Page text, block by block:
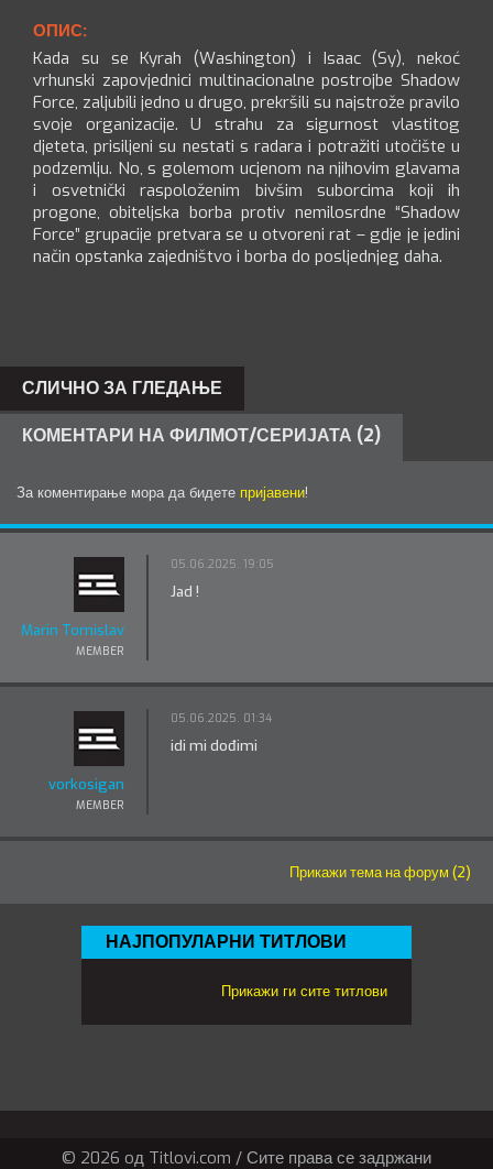
ОПИС:
Kada su se Kyrah (Washington) i Isaac (Sy), nekoć
vrhunski zapovjednici multinacionalne postrojbe Shadow
Force, zaljubili jedno u drugo, prekršili su najstrože pravilo
svoje organizacije. U strahu za sigurnost vlastitog
djeteta, prisiljeni su nestati s radara i potražiti utočište u
podzemlju. No, s golemom ucjenom na njihovim glavama
i osvetnički raspoloženim bivšim suborcima koji ih
progone, obiteljska borba protiv nemilosrdne “Shadow
Force” grupacije pretvara se u otvoreni rat – gdje je jedini
način opstanka zajedništvo i borba do posljednjeg daha.
СЛИЧНО ЗА ГЛЕДАЊЕ
КОМЕНТАРИ НА ФИЛМОТ/СЕРИЈАТА (2)
За коментирање мора да бидете пријавени!
Marin Tomislav
MEMBER
05.06.2025. 19:05
Jad !
vorkosigan
MEMBER
05.06.2025. 01:34
idi mi dođimi
Прикажи тема на форум (2)
НАЈПОПУЛАРНИ ТИТЛОВИ
Прикажи ги сите титлови
© 2026 oд Titlovi.com / Сите права се задржани